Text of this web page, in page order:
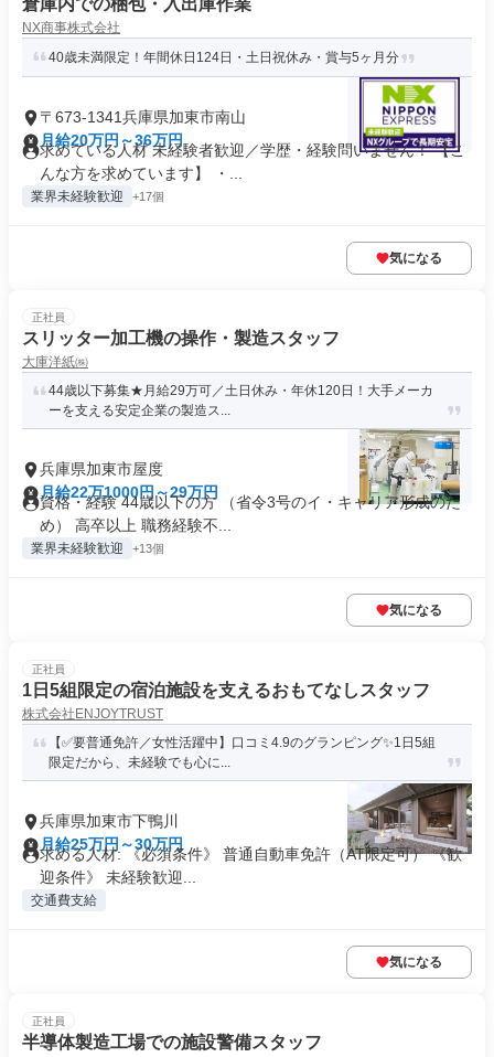
倉庫内での梱包・入出庫作業
NX商事株式会社
40歳未満限定！年間休日124日・土日祝休み・賞与5ヶ月分
〒673-1341兵庫県加東市南山
月給20万円～36万円
求めている人材 未経験者歓迎／学歴・経験問いません！ 【こ
んな方を求めています】 ・...
業界未経験歓迎 +17個
気になる
正社員
スリッター加工機の操作・製造スタッフ
大庫洋紙㈱
44歳以下募集★月給29万可／土日休み・年休120日！大手メーカ
ーを支える安定企業の製造ス...
兵庫県加東市屋度
月給22万1000円～29万円
資格・経験 44歳以下の方 （省令3号のイ・キャリア形成のた
め） 高卒以上 職務経験不...
業界未経験歓迎 +13個
気になる
正社員
1日5組限定の宿泊施設を支えるおもてなしスタッフ
株式会社ENJOYTRUST
【✅要普通免許／女性活躍中】口コミ4.9のグランピング✨1日5組
限定だから、未経験でも心に...
兵庫県加東市下鴨川
月給25万円～30万円
求める人材: 《必須条件》 普通自動車免許（AT限定可） 《歓
迎条件》 未経験歓迎...
交通費支給
気になる
正社員
半導体製造工場での施設警備スタッフ